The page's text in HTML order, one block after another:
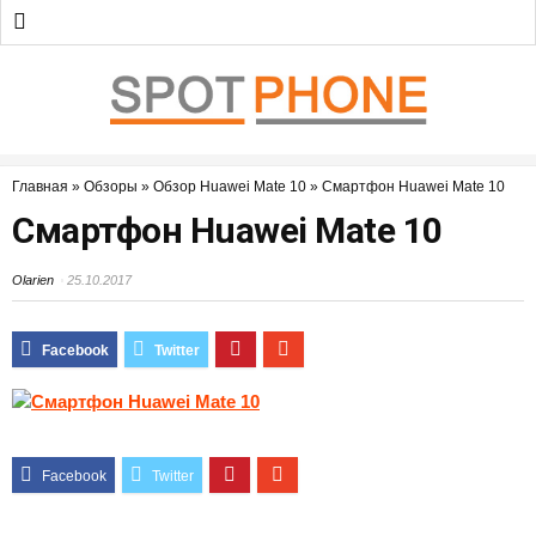
Главная » Обзоры » Обзор Huawei Mate 10 » Смартфон Huawei Mate 10
Смартфон Huawei Mate 10
Olarien 25.10.2017